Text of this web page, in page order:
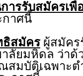
ารรับสมัครเพื่
กาศนี้
สมัครผู้สมัคร
ลัยมหิดล ว่าด้
มบัติเฉพาะต